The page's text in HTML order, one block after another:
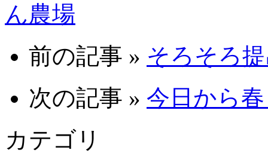
ん農場
前の記事 » そろそろ
次の記事 » 今日から
カテゴリ